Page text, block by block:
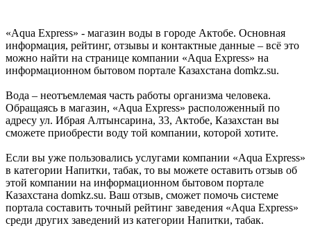
«Aqua Express» - магазин воды в городе Актобе. Основная
информация, рейтинг, отзывы и контактные данные – всё это
можно найти на странице компании «Aqua Express» на
информационном бытовом портале Казахстана domkz.su.
Вода – неотъемлемая часть работы организма человека.
Обращаясь в магазин, «Aqua Express» расположенный по
адресу ул. Ибрая Алтынсарина, 33, Актобе, Казахстан вы
сможете приобрести воду той компании, которой хотите.
Если вы уже пользовались услугами компании «Aqua Express»
в категории Напитки, табак, то вы можете оставить отзыв об
этой компании на информационном бытовом портале
Казахстана domkz.su. Ваш отзыв, сможет помочь системе
портала составить точный рейтинг заведения «Aqua Express»
среди других заведений из категории Напитки, табак.